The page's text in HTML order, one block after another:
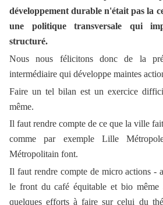
développement durable n'était pas la
une politique transversale qui
structuré.
Nous nous félicitons donc de la
intermédiaire qui développe maintes
Faire un tel bilan est un exercice
même.
Il faut rendre compte de ce que la ville
comme par exemple Lille
Métropolitain font.
Il faut rendre compte de micro actions -
le front du café équitable et bio même
quelques efforts à faire sur celui du